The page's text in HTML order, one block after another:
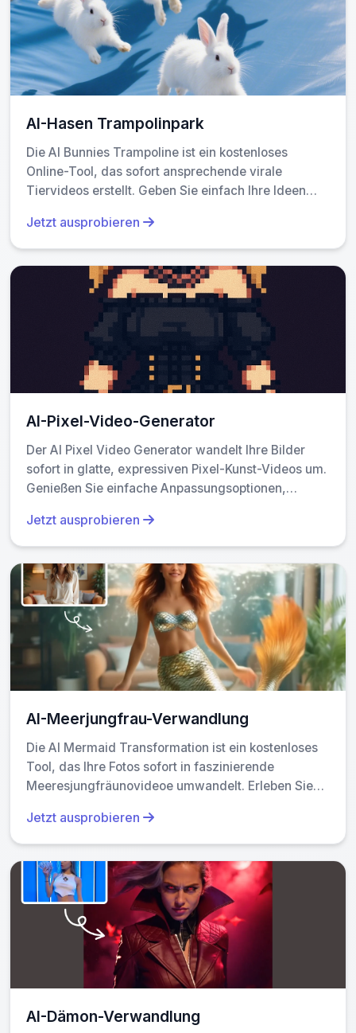
AI-Hasen Trampolinpark
Die AI Bunnies Trampoline ist ein kostenloses
Online-Tool, das sofort ansprechende virale
Tiervideos erstellt. Geben Sie einfach Ihre Ideen
generieren, die perfekt für TikTok, YouTube und X
geeignet sind. Keine Registrierung erforderlich—
beginnen Sie in Minuten mit der Produktion von
teilbarer Inhalte und erhöhen Sie Ihr soziales
Medien-Reich effortlessly.
Jetzt ausprobieren
AI-Pixel-Video-Generator
Der AI Pixel Video Generator wandelt Ihre Bilder
sofort in glatte, expressiven Pixel-Kunst-Videos um.
Genießen Sie einfache Anpassungsoptionen,
verfeinern Sie Ihr Content mit einzigartigen Retro-
Bildern mühelos.
Jetzt ausprobieren
AI-Meerjungfrau-Verwandlung
Die AI Mermaid Transformation ist ein kostenloses
Tool, das Ihre Fotos sofort in faszinierende
Meeresjungfräunovideoe umwandelt. Erleben Sie
Uploads. Erstellen Sie fesselnde
Meeresjungfräunachverwandlungen mühelos und
teilen Sie Ihre einzigartige aquatische Fantasie!
Jetzt ausprobieren
AI-Dämon-Verwandlung